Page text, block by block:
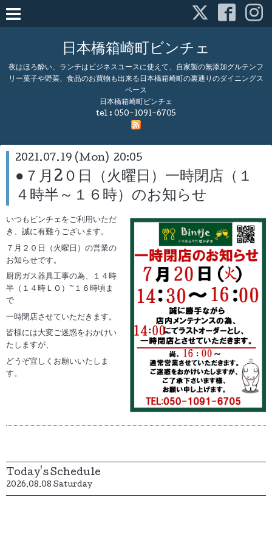
日本橋箱崎町ビンチェ
夜はほろ酔い、ランチはビジネスユースに使えて、自家製の無添加グルテンフ
リー菓子や野菜、食品のお買物も出来る日本橋箱崎町の裏通りのダイニングス
ペース
日本橋箱崎町ビンチェ
tel : 050-1091-6705
2021.07.19 (Mon) 20:05
●７月2０日（火曜日）一時閉店（１
４時半～１６時）のお知らせ
いつもビンチェをご利用いただ
き、誠に有難うございます。
７月２０日（火曜日）の営業の
お知らせです。
厨房ガス器具工事の為、１４時
半（１４時ＬＯ）~１６時頃ま
で
一時閉店させていただきます。
皆様には大変ご迷惑をおかけい
たしますが、
どうぞ宜しくお願いいたしま
す。
Today's Schedule
2026.08.08 Saturday